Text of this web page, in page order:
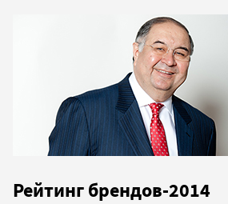
Рейтинг брендов-2014